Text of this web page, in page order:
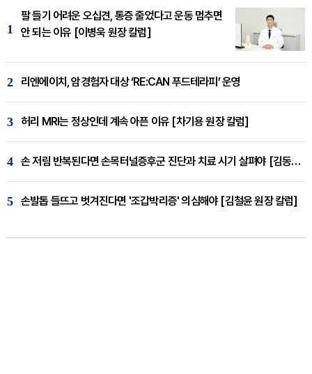
1
팔 들기 어려운 오십견, 통증 줄었다고 운동 멈추면
안 되는 이유 [이병욱 원장 칼럼]
2 리엔에이치, 암경험자 대상 ‘RE:CAN 푸드테라피’ 운영
3 허리 MRI는 정상인데 계속 아픈 이유 [차기용 원장 칼럼]
4 손 저림 반복된다면 손목터널증후군 진단과 치료 시기 살펴야 [김동현 원장 칼럼]
5 손발톱 들뜨고 벗겨진다면 '조갑박리증' 의심해야 [김철윤 원장 칼럼]